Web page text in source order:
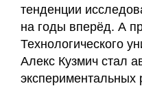
тенденции
на годы вперёд. А
Технологического
Алекс Кузмич стал
экспериментальных